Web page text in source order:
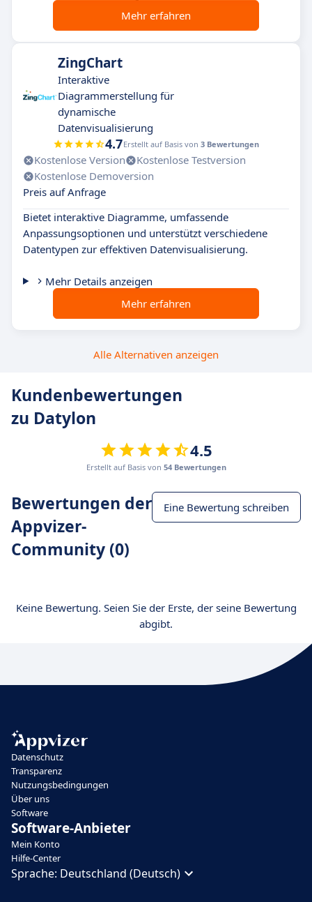
Mehr erfahren
ZingChart
Interaktive
Diagrammerstellung für
dynamische
Datenvisualisierung
4.7Erstellt auf Basis von 3 Bewertungen
Kostenlose Version
Kostenlose Testversion
Kostenlose Demoversion
Preis auf Anfrage
Bietet interaktive Diagramme, umfassende
Anpassungsoptionen und unterstützt verschiedene
Datentypen zur effektiven Datenvisualisierung.
Mehr Details anzeigen
Mehr erfahren
Alle Alternativen anzeigen
Kundenbewertungen
zu Datylon
4.5
Erstellt auf Basis von 54 Bewertungen
Bewertungen der
Appvizer-
Community (0)
Eine Bewertung schreiben
Keine Bewertung. Seien Sie der Erste, der seine Bewertung
abgibt.
Datenschutz
Transparenz
Nutzungsbedingungen
Über uns
Software
Software-Anbieter
Mein Konto
Hilfe-Center
Sprache: Deutschland (Deutsch)